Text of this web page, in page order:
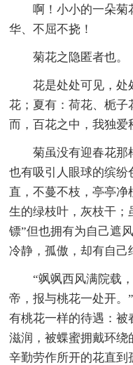
啊！小小的一朵菊
华、不屈不挠！
菊花之隐匿者也。
花是处处可见，处
花；夏有：荷花、栀子
而，百花之中，我独爱
菊虽没有迎春花那
也有吸引人眼球的缤纷
直，不蔓不枝，亭亭净
生的绿枝叶，灰枝干；
镖”但也拥有为自己遮
冷静，孤傲，却有自己
“飒飒西风满院载
帝，报与桃花一处开。
有桃花一样的待遇：
滋润，被蝶蜜拥戴环绕
辛勤劳作所开的花直